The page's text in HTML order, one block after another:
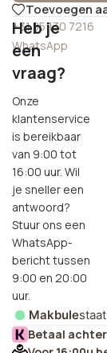
Toevoegen
+31 85 130 7216
WhatsApp
Heb je
een
vraag?
Onze
klantenservice
is bereikbaar
van 9:00 tot
16:00 uur. Wil
je sneller een
antwoord?
Stuur ons een
WhatsApp-
bericht tussen
9:00 en 20:00
uur.
Makbule
Betaal